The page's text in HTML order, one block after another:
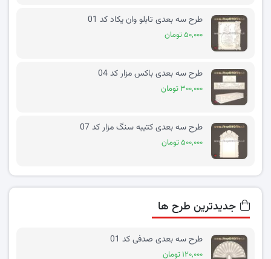
طرح سه بعدی تابلو وان یکاد کد 01
۵۰,۰۰۰ تومان
طرح سه بعدی باکس مزار کد 04
۳۰۰,۰۰۰ تومان
طرح سه بعدی کتیبه سنگ مزار کد 07
۵۰۰,۰۰۰ تومان
جدیدترین طرح ها
طرح سه بعدی صدفی کد 01
۱۲۰,۰۰۰ تومان